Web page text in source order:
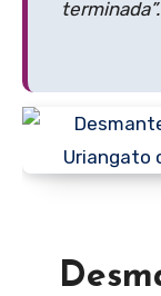
terminada”.